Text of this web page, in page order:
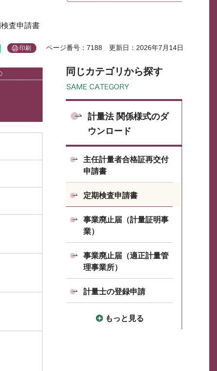
査申請書
印刷 ページ番号：7188 更新日：2026年7月14日
同じカテゴリから探す
計量法 関係様式のダ
ウンロード
主任計量者合格証再交付
申請書
定期検査申請書
事業廃止届（計量証明事
業）
事業廃止届（適正計量管
理事業所）
計量士の登録申請
もっと見る